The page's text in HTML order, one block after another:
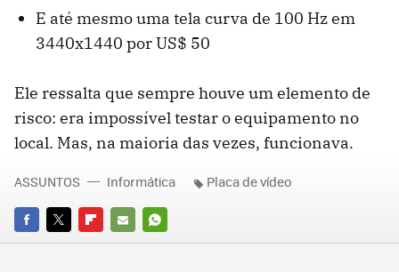
E até mesmo uma tela curva de 100 Hz em
3440x1440 por US$ 50
Ele ressalta que sempre houve um elemento de
risco: era impossível testar o equipamento no
local. Mas, na maioria das vezes, funcionava.
FACEBOOK
TWITTERFLIPBOARD
E-
WHATSAPP
ASSUNTOS Informática Placa de vídeo